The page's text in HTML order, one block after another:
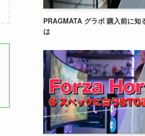
PRAGMATA グラボ 購入前に知
は